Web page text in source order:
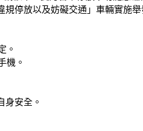
停放以及妨礙交通」車輛實施
身安全。